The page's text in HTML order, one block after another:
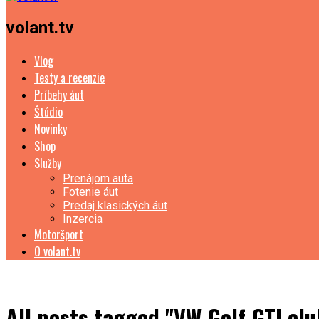
volant.tv
Vlog
Testy a recenzie
Príbehy áut
Štúdio
Novinky
Shop
Služby
Prenájom auta
Fotenie áut
Predaj klasických áut
Inzercia
Motoršport
O volant.tv